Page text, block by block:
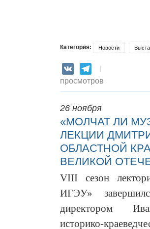
Категория: Новости
VK Telegram
просмотров
26 ноября
«МОЛЧАТ ЛИ
ЛЕКЦИИ
ОБЛАСТНОЙ
ВЕЛИКОЙ
VIII сезон
ИГЭУ»
директором
историко-